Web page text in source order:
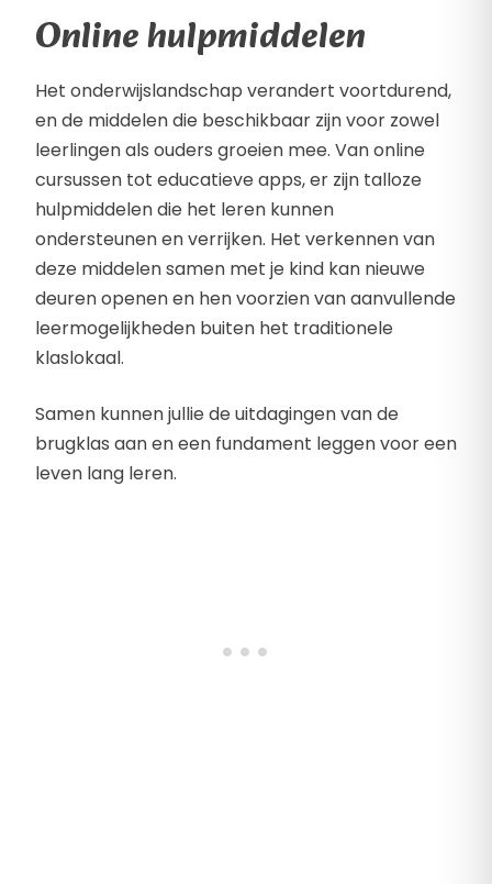
Online hulpmiddelen
Het onderwijslandschap verandert voortdurend,
en de middelen die beschikbaar zijn voor zowel
leerlingen als ouders groeien mee. Van online
cursussen tot educatieve apps, er zijn talloze
hulpmiddelen die het leren kunnen
ondersteunen en verrijken. Het verkennen van
deze middelen samen met je kind kan nieuwe
deuren openen en hen voorzien van aanvullende
leermogelijkheden buiten het traditionele
klaslokaal.
Samen kunnen jullie de uitdagingen van de
brugklas aan en een fundament leggen voor een
leven lang leren.